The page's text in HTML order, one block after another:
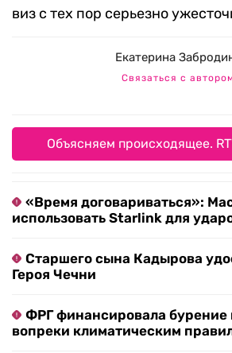
виз с тех пор серьезно
Екатерина
Связаться с
Объясняем происходящее.
«Время договариваться»:
использовать Starlink для
Старшего сына Кадырова
Героя Чечни
ФРГ финансировала бурение
вопреки климатическим